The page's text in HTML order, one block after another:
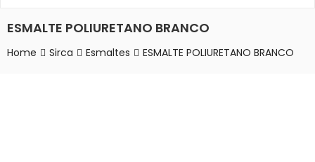
ESMALTE POLIURETANO BRANCO
Home Sirca Esmaltes ESMALTE POLIURETANO BRANCO